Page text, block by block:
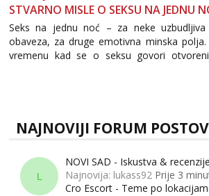
STVARNO MISLE O SEKSU NA JEDNU
Seks na jednu noć – za neke uzbudljiva
obaveza, za druge emotivna minska
vremenu kad se o seksu govori
tema „jedne noći strasti“ i dalje izaziva
NAJNOVIJI FORUM
L
NOVI SAD - Iskustva & recenzije
Najnovija: lukass92 Prije 3
Cro Escort - Teme po